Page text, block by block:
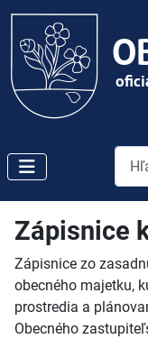
Zápisnice
Zápisnice zo
obecného majetku,
prostredia a
Obecného